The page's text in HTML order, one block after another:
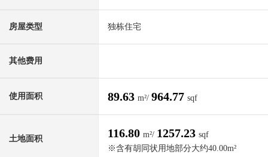
房屋类型 独栋住宅
其他费用
使用面积 89.63 m²/ 964.77 sqf
土地面积 116.80 m²/ 1257.23 sqf
※含有胡同状用地部分大约40.00m²